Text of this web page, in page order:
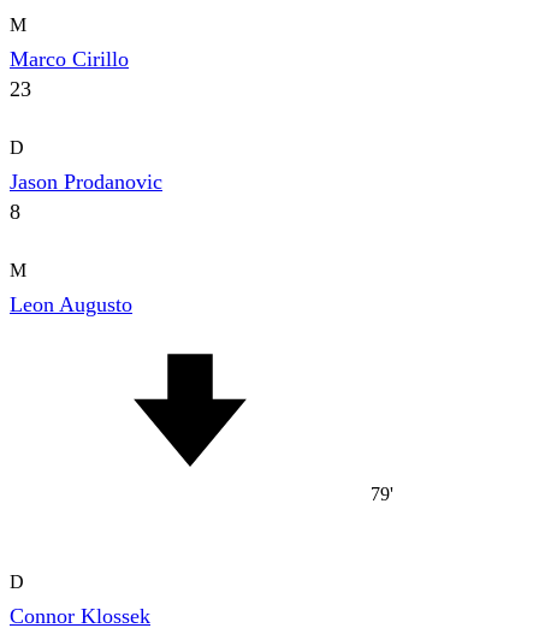
M
Marco Cirillo
23
D
Jason Prodanovic
8
M
Leon Augusto
79'
D
Connor Klossek